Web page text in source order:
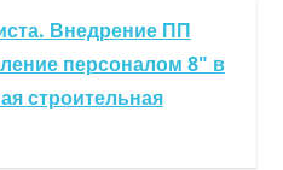
Внедрение ПП
персоналом 8" в
строительная